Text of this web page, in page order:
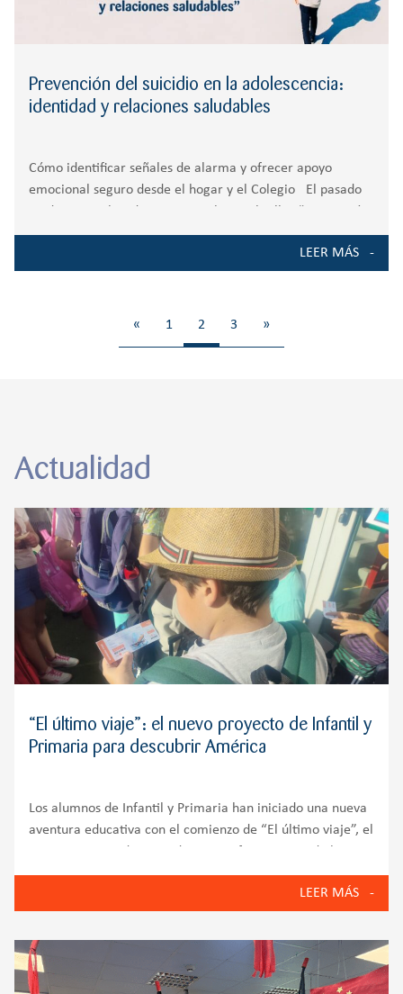
Prevención del suicidio en la adolescencia:
identidad y relaciones saludables
Cómo identificar señales de alarma y ofrecer apoyo
emocional seguro desde el hogar y el Colegio El pasado
del suicidio en la adolescencia: identidad y relaciones
LEER MÁS
« 1 2 3 »
Actualidad
“El último viaje”: el nuevo proyecto de Infantil y
Primaria para descubrir América
Los alumnos de Infantil y Primaria han iniciado una nueva
aventura educativa con el comienzo de “El último viaje”, el
Metodología Aprender Helix. Para dar el pistoletazo de
LEER MÁS